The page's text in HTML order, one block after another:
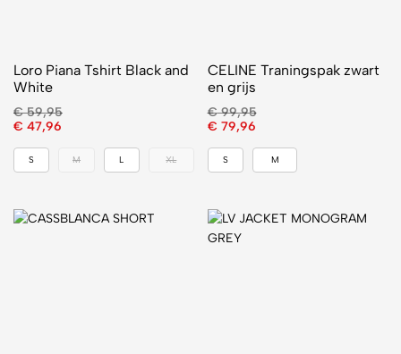
Loro Piana Tshirt Black and
White
€59,95
€ 47,96
S M L XL
CELINE Traningspak zwart
en grijs
€99,95
€ 79,96
S M